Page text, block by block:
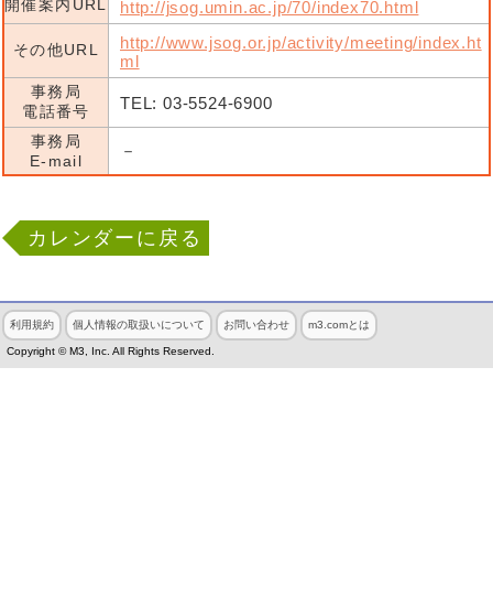
開催案内URL
http://jsog.umin.ac.jp/70/index70.html
その他URL
http://www.jsog.or.jp/activity/meeting/index.ht
ml
事務局
電話番号
TEL: 03-5524-6900
事務局
E-mail
－
カレンダーに戻る
利用規約 個人情報の取扱いについて お問い合わせ m3.comとは
Copyright © M3, Inc. All Rights Reserved.